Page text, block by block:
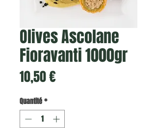
Olives Ascolane
Fioravanti 1000gr
10,50 €Prix
Quantité*